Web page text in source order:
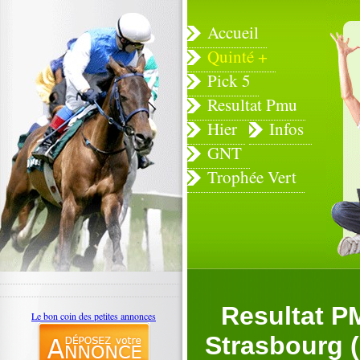
Accueil
Quinté +
Pick 5
Resultat Pmu
Hier
Infos
GNT
Trophée Vert
Resultat
Strasbourg
Le bon coin des petites annonces